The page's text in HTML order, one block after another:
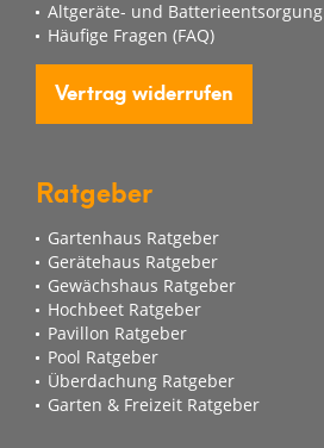
Altgeräte- und Batterieentsorgung
Häufige Fragen (FAQ)
Vertrag widerrufen
Ratgeber
Gartenhaus Ratgeber
Gerätehaus Ratgeber
Gewächshaus Ratgeber
Hochbeet Ratgeber
Pavillon Ratgeber
Pool Ratgeber
Überdachung Ratgeber
Garten & Freizeit Ratgeber